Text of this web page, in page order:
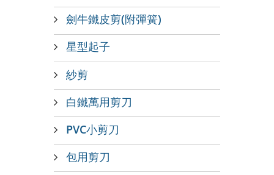
劍牛鐵皮剪(附彈簧)
星型起子
紗剪
白鐵萬用剪刀
PVC小剪刀
包用剪刀